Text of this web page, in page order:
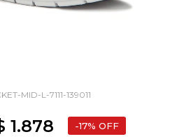
MID-L-7111-139011
1.878 17